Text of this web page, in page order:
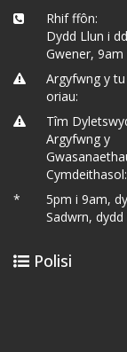
Rhif ffôn:
Dydd Llun i
Gwener, 9am
Argyfwng y
oriau:
Tîm
Argyfwng y
Cymdeithasol:
*
5pm i 9am,
Sadwrn,
Polisi